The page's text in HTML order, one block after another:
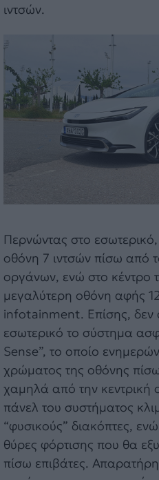
ιντσών.
Περνώντας στο
οθόνη 7 ιντσών πίσω από
οργάνων, ενώ στο κέντρο
μεγαλύτερη οθόνη αφής
infotainment. Επίσης, δεν
εσωτερικό το σύστημα
Sense”, το οποίο
χρώματος της οθόνης
χαμηλά από την κεντρική
πάνελ του συστήματος
“φυσικούς” διακόπτες,
θύρες φόρτισης που θα
πίσω επιβάτες.